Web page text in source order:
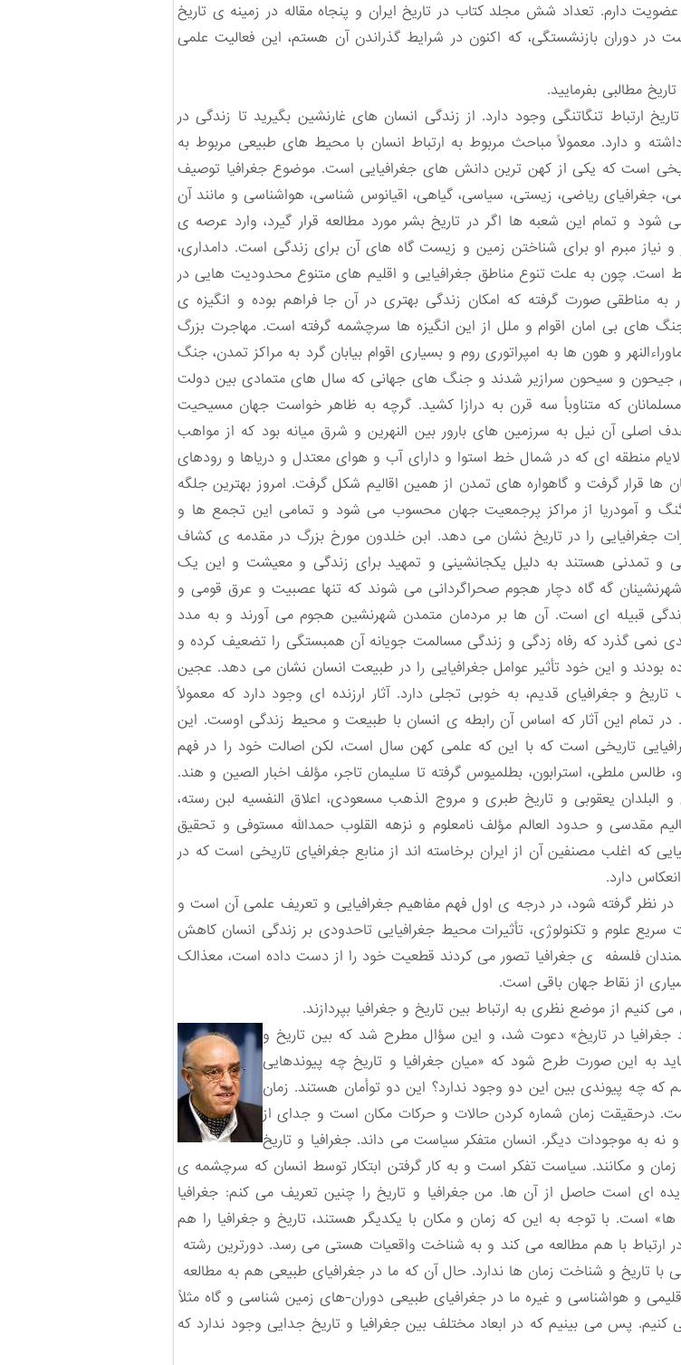
دارم. تعداد شش مجلد کتاب در تاریخ ایران و پنجاه مقاله در زمینه ی تاریخ
در دوران بازنشستگی، که اکنون در شرایط گذراندن آن هستم، این فعالیت علمی
مطالبی بفرمایید.
ارتباط تنگاتنگی وجود دارد. از زندگی انسان های غارنشین بگیرید تا زندگی در
و دارد. معمولاً مباحث مربوط به ارتباط انسان با محیط های طبیعی مربوط به
است که یکی از کهن ترین دانش های جغرافیایی است. موضوع جغرافیا توصیف
ریاضی، زیستی، سیاسی، گیاهی، اقیانوس شناسی، هواشناسی و مانند آن
و تمام این شعبه ها اگر در تاریخ بشر مورد مطالعه قرار گیرد، وارد عرصه ی
نیاز مبرم او برای شناختن زمین و زیست گاه های آن برای زندگی است. دامداری،
چون به علت تنوع مناطق جغرافیایی و اقلیم های متنوع محدودیت هایی در
به مناطقی صورت گرفته که امکان زندگی بهتری در آن جا فراهم بوده و انگیزه ی
های بی امان اقوام و ملل از این انگیزه ها سرچشمه گرفته است. مهاجرت بزرگ
و هون ها به امپراتوری روم و بسیاری اقوام بیابان گرد به مراکز تمدن، جنگ
جیحون و سیحون سرازیر شدند و جنگ های جهانی که سال های متمادی بین دولت
که متناوباً سه قرن به درازا کشید. گرچه به ظاهر خواست جهان مسیحیت
آن نیل به سرزمین های بارور بین النهرین و شرق میانه بود که از مواهب
منطقه ای که در شمال خط استوا و دارای آب و هوای معتدل و دریاها و رودهای
قرار گرفت و گاهواره های تمدن از همین اقالیم شکل گرفت. امروز بهترین جلگه
و آمودریا از مراکز پرجمعیت جهان محسوب می شود و تمامی این تجمع ها و
جغرافیایی را در تاریخ نشان می دهد. ابن خلدون مورخ بزرگ در مقدمه ی کشاف
و تمدنی هستند به دلیل یکجانشینی و تمهید برای زندگی و معیشت و این یک
گه گاه دچار هجوم صحراگردانی می شوند که تنها عصبیت و عرق قومی و
قبیله ای است. آن ها بر مردمان متمدن شهرنشین هجوم می آورند و به مدد
گذرد که رفاه زدگی و زندگی مسالمت جویانه آن همبستگی را تضعیف کرده و
بودند و این خود تأثیر عوامل جغرافیایی را در طبیعت انسان نشان می دهد. عجین
و جغرافیای قدیم، به خوبی تجلی دارد. آثار ارزنده ای وجود دارد که معمولاً
در تمام این آثار که اساس آن رابطه ی انسان با طبیعت و محیط زندگی اوست. این
تاریخی است که با این که علمی کهن سال است، لکن اصالت خود را در فهم
ملطی، استرابون، بطلمیوس گرفته تا سلیمان تاجر، مؤلف اخبار الصین و هند.
یعقوبی و تاریخ طبری و مروج الذهب مسعودی، اعلاق النفسیه لبن رسته،
مقدسی و حدود العالم مؤلف نامعلوم و نزهه القلوب حمدالله مستوفی و تحقیق
که اغلب مصنفین آن از ایران برخاسته اند از منابع جغرافیای تاریخی است که در
دارد.
در نظر گرفته شود، در درجه ی اول فهم مفاهیم جغرافیایی و تعریف علمی آن است و
علوم و تکنولوژی، تأثیرات محیط جغرافیایی تاحدودی بر زندگی انسان کاهش
فلسفه ی جغرافیا تصور می کردند قطعیت خود را از دست داده است، معذالک
از نقاط جهان باقی است.
کنیم از موضع نظری به ارتباط بین تاریخ و جغرافیا بپردازند.
در تاریخ» دعوت شد، و این سؤال مطرح شد که بین تاریخ و
به این صورت طرح شود که «میان جغرافیا و تاریخ چه پیوندهایی
چه پیوندی بین این دو وجود ندارد؟ این دو توأمان هستند. زمان
درحقیقت زمان شماره کردن حالات و حرکات مکان است و جدای از
به موجودات دیگر. انسان متفکر سیاست می داند. جغرافیا و تاریخ
و مکانند. سیاست تفکر است و به کار گرفتن ابتکار توسط انسان که سرچشمه ی
ای است حاصل از آن ها. من جغرافیا و تاریخ را چنین تعریف می کنم: جغرافیا
است. با توجه به این که زمان و مکان با یکدیگر هستند، تاریخ و جغرافیا را هم
ارتباط با هم مطالعه می کند و به شناخت واقعیات هستی می رسد. دورترین رشته
با تاریخ و شناخت زمان ها ندارد. حال آن که ما در جغرافیای طبیعی هم به مطالعه
و هواشناسی و غیره ما در جغرافیای طبیعی دوران-های زمین شناسی و گاه مثلاً
کنیم. پس می بینیم که در ابعاد مختلف بین جغرافیا و تاریخ جدایی وجود ندارد که